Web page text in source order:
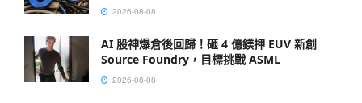
2026-08-08
AI 股神爆倉後回歸！砸 4 億鎂押 EUV 新創
Source Foundry，目標挑戰 ASML
2026-08-08